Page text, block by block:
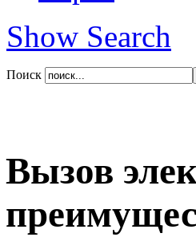
Show Search
Поиск
Вызов